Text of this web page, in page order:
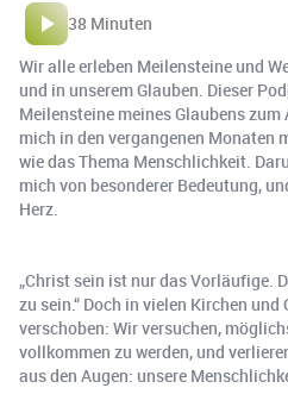
38 Minuten
Wir alle erleben Meilensteine und
und in unserem Glauben. Dieser
Meilensteine meines Glaubens
mich in den vergangenen Monaten
wie das Thema Menschlichkeit.
mich von besonderer Bedeutung,
Herz.
„Christ sein ist nur das Vorläufige.
zu sein.“ Doch in vielen Kirchen
verschoben: Wir versuchen,
vollkommen zu werden, und
aus den Augen: unsere